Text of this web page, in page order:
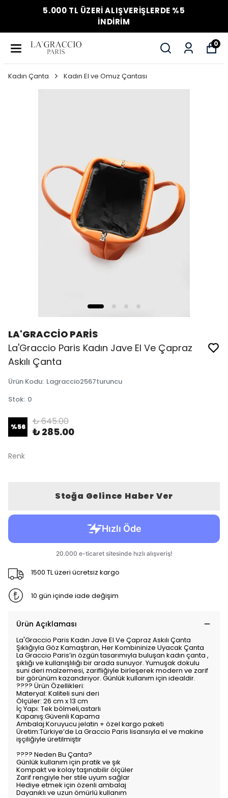
5.000 TL ÜZERİ ALIŞVERİŞLERDE %5
İNDİRİM
0
Kadın Çanta Kadın El ve Omuz Çantası
LA'GRACCİO PARİS
La'Graccio Paris Kadın Jave El Ve Çapraz
Askılı Çanta
Ürün Kodu: Lagraccio2567turuncu
Stok: 0
%56 ₺ 645.00
₺ 285.00
Renk
Stoğa Gelince Haber Ver
1500 TL üzeri ücretsiz kargo
10 gün içinde iade değişim
Ürün Açıklaması
La'Graccio Paris Kadın Jave El Ve Çapraz Askılı Çanta
Şıklığıyla Göz Kamaştıran, Her Kombininize Uyacak Çanta
La Graccio Paris’in özgün tasarımıyla buluşan kadın çanta ,
şıklığı ve kullanışlılığı bir arada sunuyor. Yumuşak dokulu
suni deri malzemesi, zarifliğiyle birleşerek modern ve zarif
bir görünüm kazandırıyor. Günlük kullanım için idealdir.
???? Ürün Özellikleri:
Materyal: Kaliteli suni deri
Ölçüler: 26 cm x 13 cm
İç Yapı: Tek bölmeli,astarlı
Kapanış:Güvenli Kapama
Ambalaj:Koruyucu jelatin + özel kargo paketi
Üretim:Türkiye’de La Graccio Paris lisansıyla el ve makine
işçiliğiyle üretilmiştir
???? Neden Bu Çanta?
Günlük kullanım için pratik ve şık
Kompakt ve kolay taşınabilir ölçüler
Zarif rengiyle her stile uyum sağlar
Hediye etmek için özenli ambalaj
Dayanıklı ve uzun ömürlü kullanım